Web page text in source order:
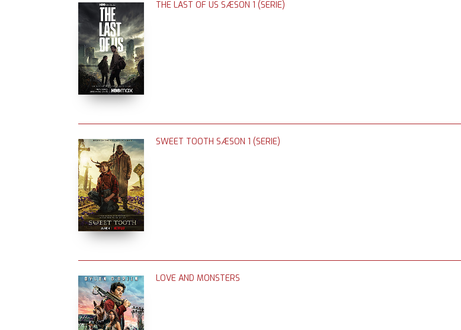
THE LAST OF US SÆSON 1 (SERIE)
SWEET TOOTH SÆSON 1 (SERIE)
LOVE AND MONSTERS